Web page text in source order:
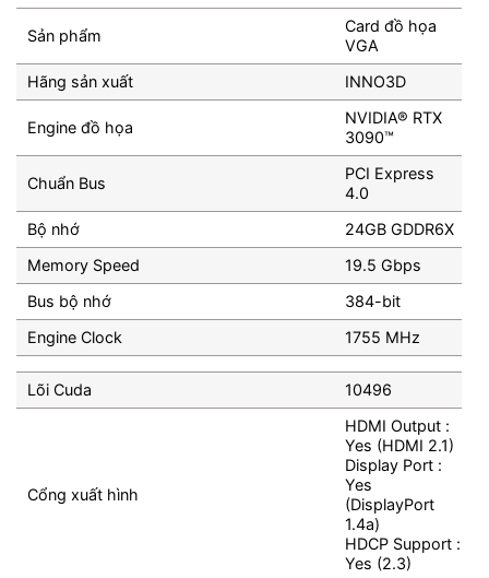
Sản phẩm
Card đồ họa
VGA
Hãng sản xuất
INNO3D
Engine đồ họa
NVIDIA® RTX
3090™
Chuẩn Bus
PCI Express
4.0
Bộ nhớ
24GB GDDR6X
Memory Speed
19.5 Gbps
Bus bộ nhớ
384-bit
Engine Clock
1755 MHz
Lõi Cuda 10496
Cổng xuất hình
HDMI Output :
Yes (HDMI 2.1)
Display Port :
Yes
(DisplayPort
1.4a)
HDCP Support :
Yes (2.3)